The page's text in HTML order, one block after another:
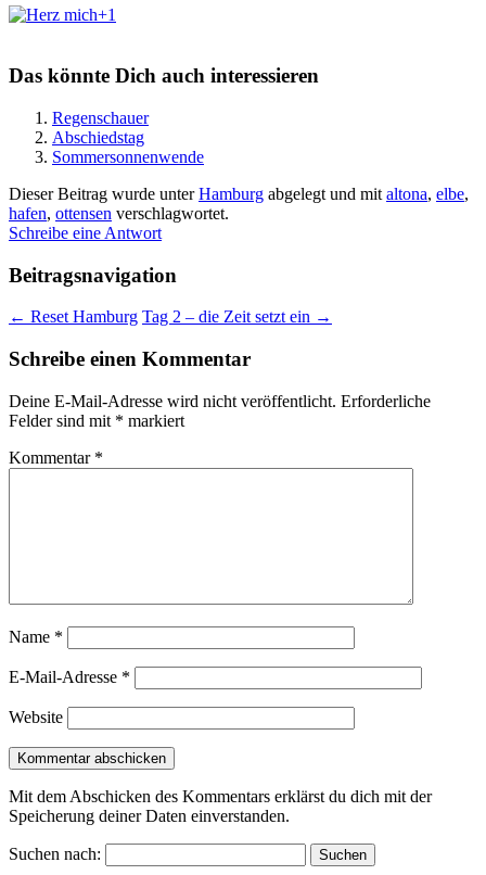
+1
Das könnte Dich auch interessieren
Regenschauer
Abschiedstag
Sommersonnenwende
Dieser Beitrag wurde unterHamburg abgelegt und mit altona, elbe,
hafen, ottensen verschlagwortet.
Schreibe eine Antwort
Beitragsnavigation
← Reset Hamburg Tag 2 – die Zeit setzt ein →
Schreibe einen Kommentar
Deine E-Mail-Adresse wird nicht veröffentlicht. Erforderliche
Felder sind mit * markiert
Kommentar *
Name *
E-Mail-Adresse *
Website
Mit dem Abschicken des Kommentars erklärst du dich mit der
Speicherung deiner Daten einverstanden.
Suchen nach: